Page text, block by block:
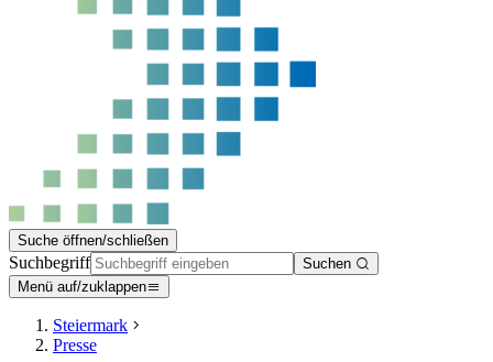
Suche öffnen/schließen
Suchbegriff
Suchen
Menü auf/zuklappen
Steiermark
Presse